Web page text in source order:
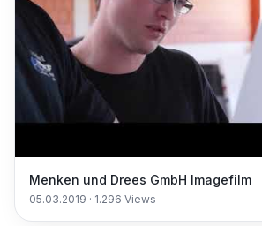
Menken und Drees GmbH Imagefilm
05.03.2019 · 1.296 Views